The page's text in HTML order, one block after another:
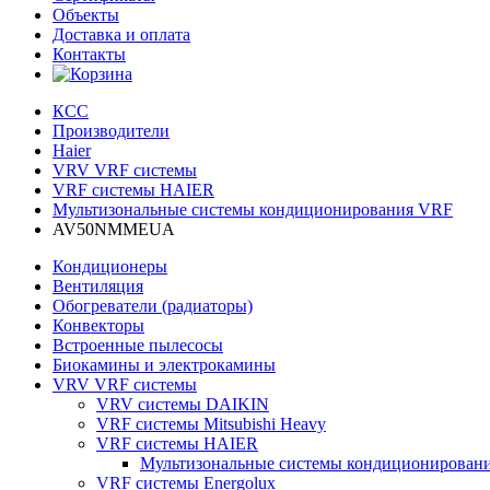
Объекты
Доставка и оплата
Контакты
КСС
Производители
Haier
VRV VRF системы
VRF системы HAIER
Мультизональные системы кондиционирования VRF
AV50NMMEUA
Кондиционеры
Вентиляция
Обогреватели (радиаторы)
Конвекторы
Встроенные пылесосы
Биокамины и электрокамины
VRV VRF системы
VRV системы DAIKIN
VRF системы Mitsubishi Heavy
VRF системы HAIER
Мультизональные системы
VRF системы Energolux